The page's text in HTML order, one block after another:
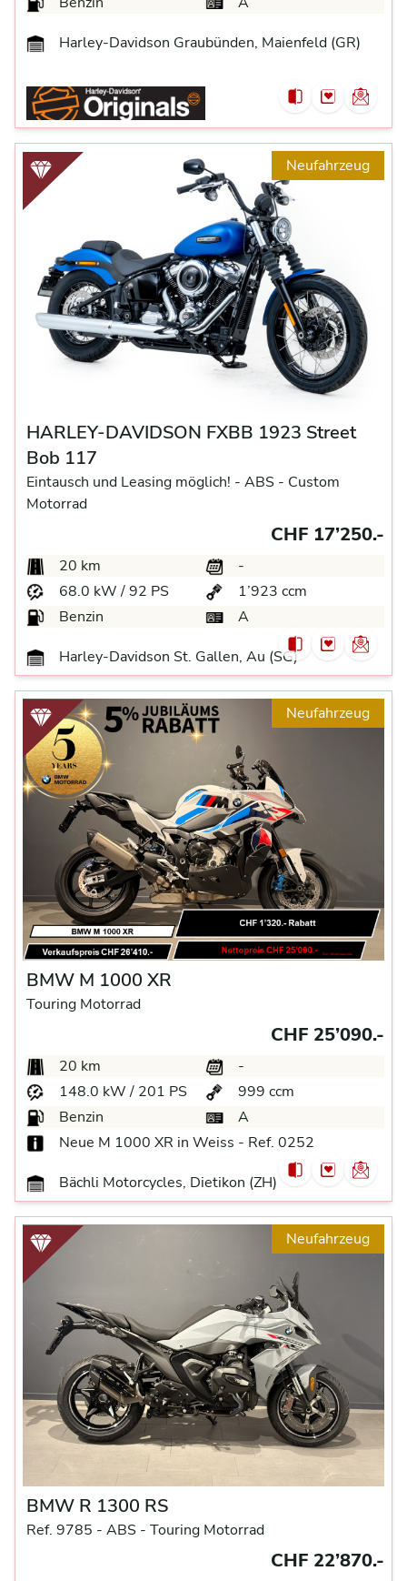
Harley-Davidson Graubünden, Maienfeld (GR)
Neufahrzeug
HARLEY-DAVIDSON FXBB 1923 Street
Bob 117
Eintausch und Leasing möglich! - ABS - Custom
Motorrad
CHF 17’250.-
20 km
-
68.0 kW / 92 PS
1’923 ccm
Benzin
A
Harley-Davidson St. Gallen, Au (SG)
Neufahrzeug
BMW M 1000 XR
Touring Motorrad
CHF 25’090.-
20 km
-
148.0 kW / 201 PS
999 ccm
Benzin
A
Neue M 1000 XR in Weiss - Ref. 0252
Bächli Motorcycles, Dietikon (ZH)
Neufahrzeug
BMW R 1300 RS
Ref. 9785 - ABS - Touring Motorrad
CHF 22’870.-